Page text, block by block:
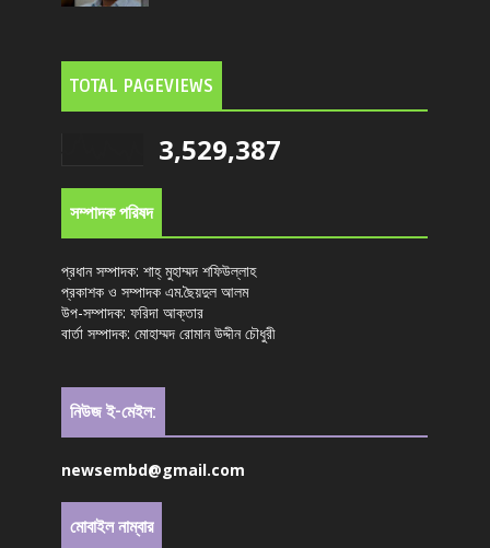
TOTAL PAGEVIEWS
3,529,387
সম্পাদক পরিষদ
প্রধান সম্পাদক: শাহ্ মুহাম্মদ শফিউল্লাহ
প্রকাশক ও সম্পাদক এম.ছৈয়দুল আলম
উপ-সম্পাদক: ফরিদা আক্তার
বার্তা সম্পাদক: মোহাম্মদ রোমান উদ্দীন চৌধুরী
নিউজ ই-মেইল:
newsembd@gmail.com
মোবাইল নাম্বার